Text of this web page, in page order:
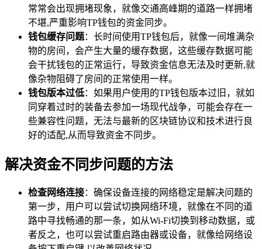
常常会出现拥堵现象，就像交通高峰期的道路一样拥堵
不堪,严重影响TP钱包的资金同步。
钱包缓存问题：长时间使用TP钱包后，就像一间堆满杂
物的房间，会产生大量的缓存数据，这些缓存数据可能
会干扰钱包的正常运行，导致资金信息无法及时更新,就
像杂物阻碍了房间的正常使用一样。
钱包版本过低：如果用户使用的TP钱包版本过旧，就如
同穿着过时的装备去参加一场现代战争，可能会存在一
些兼容性问题，无法与最新的区块链协议和技术进行良
好的适配,从而导致资金不同步。
解决资金不同步问题的方法
检查网络连接：确保设备连接的网络稳定是解决问题的
第一步，用户可以尝试切换网络环境，就像在不同的道
路中寻找畅通的那一条，如从Wi-Fi切换到移动数据，或
者反之，也可以尝试重启路由器或设备，就像给网络设